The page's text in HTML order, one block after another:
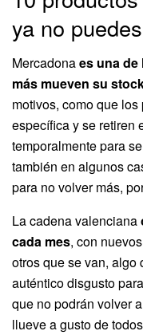
ya no
Mercadonaes una de
más mueven su
motivos, como que
específica y se retiren
temporalmente para
también en algunos
para no volver más,
La cadena valenciana
cada mes, con
otros que se van, algo
auténtico disgusto
que no podrán volver
llueve a gusto de